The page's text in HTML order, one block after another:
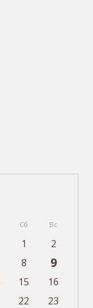
Сб Вс
1
2
8 9
15
16
22
23